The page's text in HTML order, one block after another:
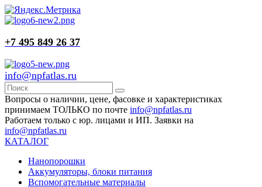
+7 495 849 26 37
info@npfatlas.ru
Вопросы о наличии, цене, фасовке и характеристиках
принимаем ТОЛЬКО по почте info@npfatlas.ru
Работаем только с юр. лицами и ИП. Заявки на
info@npfatlas.ru
КАТАЛОГ
Нанопорошки
Аккумуляторы, блоки питания
Вспомогательные материалы